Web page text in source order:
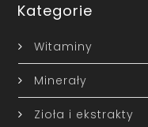
Kategorie
Witaminy
Minerały
Zioła i ekstrakty